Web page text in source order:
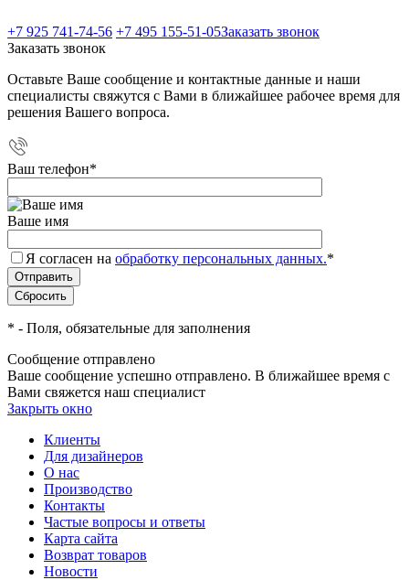
+7 925 741-74-56 +7 495 155-51-05Заказать звонок
Заказать звонок
Оставьте Ваше сообщение и контактные данные и наши
специалисты свяжутся с Вами в ближайшее рабочее время для
решения Вашего вопроса.
Ваш телефон*
Ваше имя
Я согласен на обработку персональных данных.*
* - Поля, обязательные для заполнения
Сообщение отправлено
Ваше сообщение успешно отправлено. В ближайшее время с
Вами свяжется наш специалист
Закрыть окно
Клиенты
Для дизайнеров
О нас
Производство
Контакты
Частые вопросы и ответы
Карта сайта
Возврат товаров
Новости